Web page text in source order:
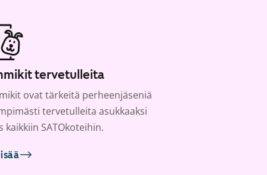
tervetulleita
ovat tärkeitä perheenjäseniä
tervetulleita asukkaaksi
kaikkiin SATOkoteihin.